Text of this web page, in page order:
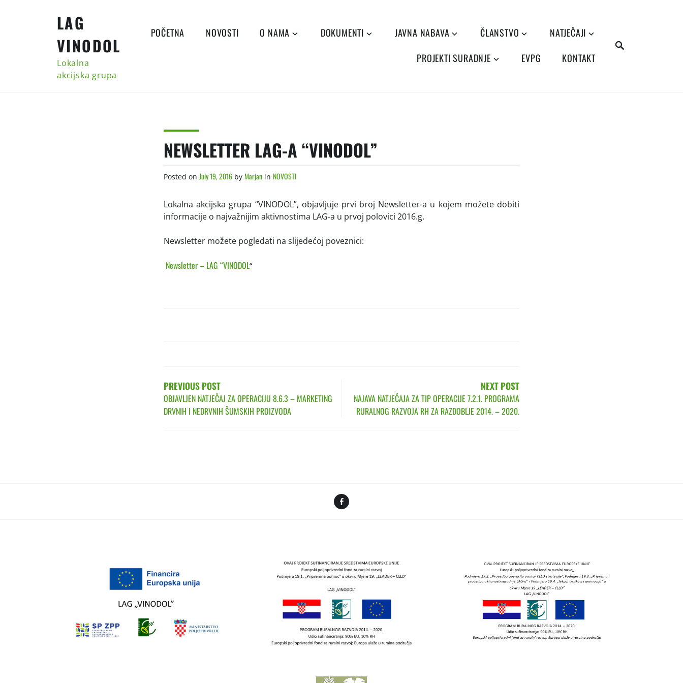
LAG
VINODOL
Lokalna
akcijska grupa
POČETNA NOVOSTI O NAMA DOKUMENTI JAVNA NABAVA ČLANSTVO
NATJEČAJI
PROJEKTI SURADNJE
EVPG KONTAKT
NEWSLETTER LAG-A “VINODOL”
Posted on July 19, 2016 by Marjan in NOVOSTI
Lokalna akcijska grupa “VINODOL”, objavljuje prvi broj Newsletter-a u kojem možete dobiti
informacije o najvažnijim aktivnostima LAG-a u prvoj polovici 2016.g.
Newsletter možete pogledati na slijedećoj poveznici:
Newsletter – LAG “VINODOL“
PREVIOUS POST
OBJAVLJEN NATJEČAJ ZA OPERACIJU 8.6.3 – MARKETING
DRVNIH I NEDRVNIH ŠUMSKIH PROIZVODA
NEXT POST
NAJAVA NATJEČAJA ZA TIP OPERACIJE 7.2.1. PROGRAMA
RURALNOG RAZVOJA RH ZA RAZDOBLJE 2014. – 2020.